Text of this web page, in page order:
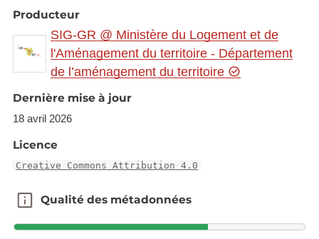
Producteur
SIG-GR @ Ministère du Logement et de
l'Aménagement du territoire - Département
de l’aménagement du territoire
Dernière mise à jour
18 avril 2026
Licence
Creative Commons Attribution 4.0
Qualité des métadonnées
Qualité des métadonnées